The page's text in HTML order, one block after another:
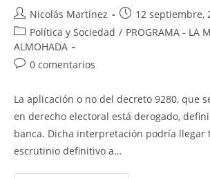
Nicolás Martínez
12 septiembre,
Política y Sociedad / PROGRAMA - LA
ALMOHADA
0 comentarios
La aplicación o no del decreto 9280, que
en derecho electoral está derogado,
banca. Dicha interpretación podría llegar
escrutinio definitivo a…